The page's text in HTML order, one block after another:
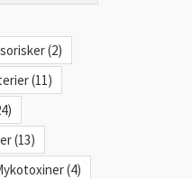
(2)
(11)
(13)
(4)